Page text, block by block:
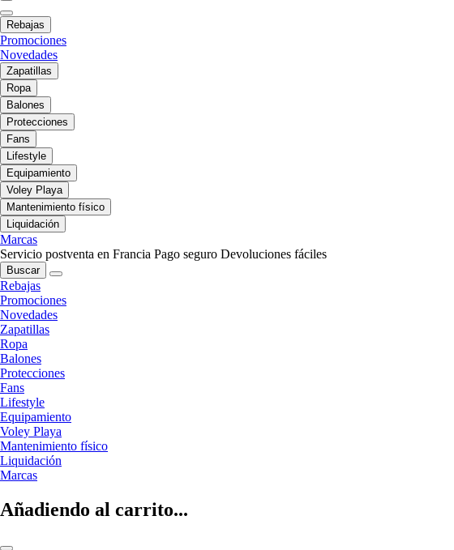
Rebajas
Promociones
Novedades
Zapatillas
Ropa
Balones
Protecciones
Fans
Lifestyle
Equipamiento
Voley Playa
Mantenimiento físico
Liquidación
Marcas
Servicio postventa en Francia Pago seguro Devoluciones fáciles
Buscar
Rebajas
Promociones
Novedades
Zapatillas
Ropa
Balones
Protecciones
Fans
Lifestyle
Equipamiento
Voley Playa
Mantenimiento físico
Liquidación
Marcas
Añadiendo al carrito...